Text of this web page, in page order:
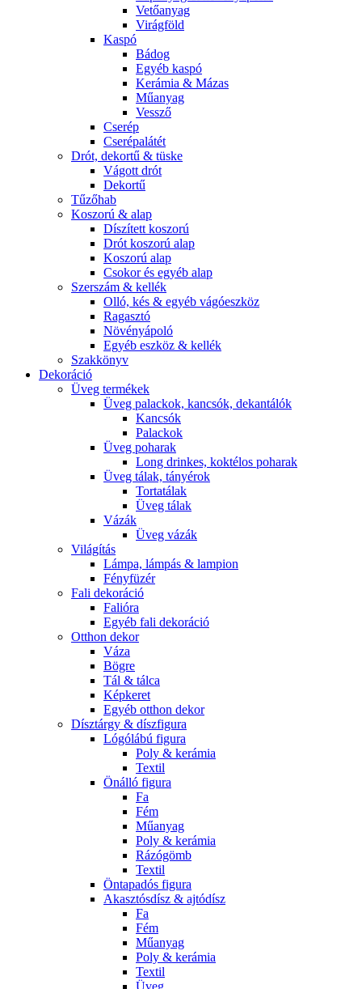
Vetőanyag
Virágföld
Kaspó
Bádog
Egyéb kaspó
Kerámia & Mázas
Műanyag
Vessző
Cserép
Cserépalátét
Drót, dekortű & tüske
Vágott drót
Dekortű
Tűzőhab
Koszorú & alap
Díszített koszorú
Drót koszorú alap
Koszorú alap
Csokor és egyéb alap
Szerszám & kellék
Olló, kés & egyéb vágóeszköz
Ragasztó
Növényápoló
Egyéb eszköz & kellék
Szakkönyv
Dekoráció
Üveg termékek
Üveg palackok, kancsók, dekantálók
Kancsók
Palackok
Üveg poharak
Long drinkes, koktélos poharak
Üveg tálak, tányérok
Tortatálak
Üveg tálak
Vázák
Üveg vázák
Világítás
Lámpa, lámpás & lampion
Fényfüzér
Fali dekoráció
Falióra
Egyéb fali dekoráció
Otthon dekor
Váza
Bögre
Tál & tálca
Képkeret
Egyéb otthon dekor
Dísztárgy & díszfigura
Lógólábú figura
Poly & kerámia
Textil
Önálló figura
Fa
Fém
Műanyag
Poly & kerámia
Rázógömb
Textil
Öntapadós figura
Akasztósdísz & ajtódísz
Fa
Fém
Műanyag
Poly & kerámia
Textil
Üveg